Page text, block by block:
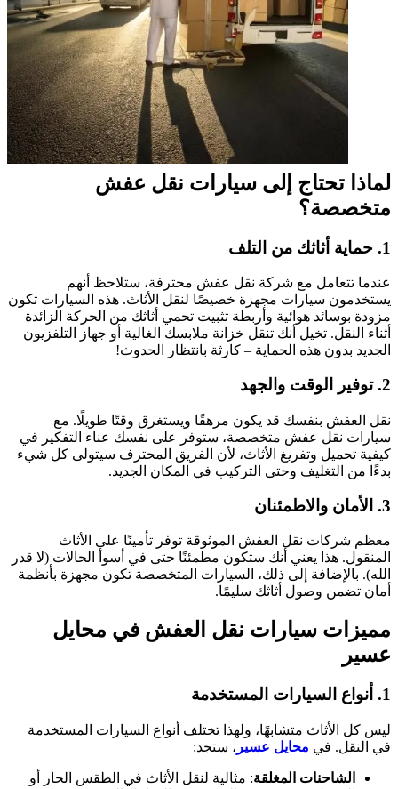
لماذا تحتاج إلى سيارات نقل عفش
متخصصة؟
1. حماية أثاثك من التلف
عندما تتعامل مع شركة نقل عفش محترفة، ستلاحظ أنهم
يستخدمون سيارات مجهزة خصيصًا لنقل الأثاث. هذه السيارات تكون
مزودة بوسائد هوائية وأربطة تثبيت تحمي أثاثك من الحركة الزائدة
أثناء النقل. تخيل أنك تنقل خزانة ملابسك الغالية أو جهاز التلفزيون
الجديد بدون هذه الحماية – كارثة بانتظار الحدوث!
2. توفير الوقت والجهد
نقل العفش بنفسك قد يكون مرهقًا ويستغرق وقتًا طويلًا. مع
سيارات نقل عفش متخصصة، ستوفر على نفسك عناء التفكير في
كيفية تحميل وتفريغ الأثاث، لأن الفريق المحترف سيتولى كل شيء
بدءًا من التغليف وحتى التركيب في المكان الجديد.
3. الأمان والاطمئنان
معظم شركات نقل العفش الموثوقة توفر تأمينًا على الأثاث
المنقول. هذا يعني أنك ستكون مطمئنًا حتى في أسوأ الحالات (لا قدر
الله). بالإضافة إلى ذلك، السيارات المتخصصة تكون مجهزة بأنظمة
أمان تضمن وصول أثاثك سليمًا.
مميزات سيارات نقل العفش في محايل
عسير
1. أنواع السيارات المستخدمة
ليس كل الأثاث متشابهًا، ولهذا تختلف أنواع السيارات المستخدمة
في النقل. في محايل عسير ، ستجد:
الشاحنات المغلقة: مثالية لنقل الأثاث في الطقس الحار أو